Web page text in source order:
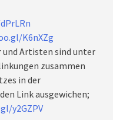
K6nXZg
und Artisten sind unter
zusammen
in der
Link ausgewichen;
y2GZPV